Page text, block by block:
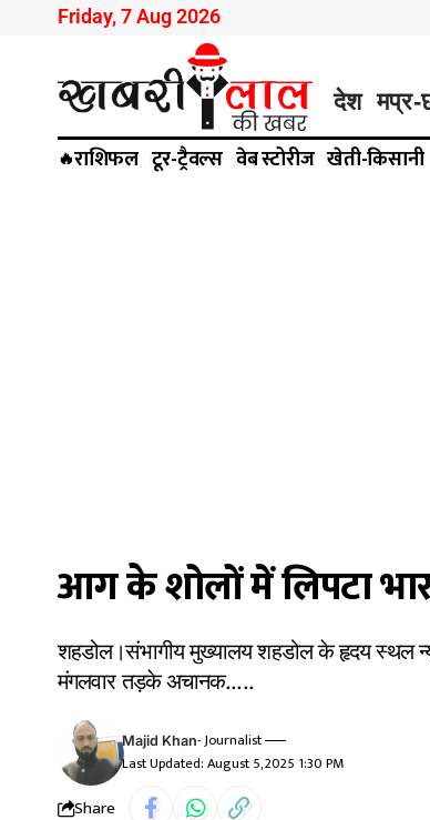
Friday, 7 Aug 2026
देश मप्र-
🔥राशिफल टूर-ट्रैवल्स वेब स्टोरीज खेती-किसानी
आग के शोलों में लिपटा
शहडोल।संभागीय मुख्यालय शहडोल के हृदय स्थल
मंगलवार तड़के अचानक.....
Last Updated: August 5, 2025 1:30 PM
Majid Khan- Journalist
Share